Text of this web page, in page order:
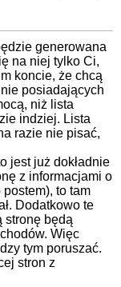
generowana
na niej tylko Ci,
koncie, że chcą
posiadających
niż lista
indziej. Lista
razie nie pisać,
jest już dokładnie
z informacjami o
to tam
Dodatkowo te
stronę będą
Więc
tym poruszać.
stron z